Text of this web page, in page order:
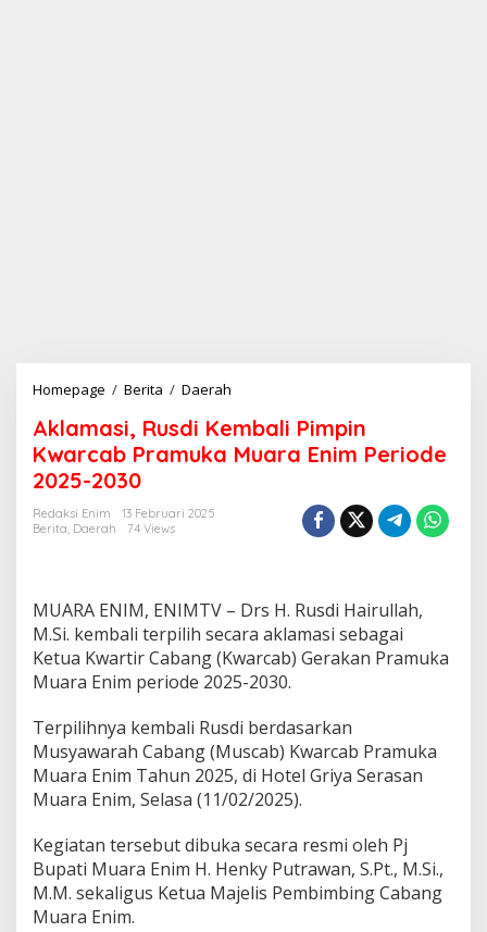
Homepage / Berita / Daerah
l
a
m
i
K
e
b
l
i
P
m
i
n
Aklamasi, Rusdi Kembali Pimpin
Kwarcab Pramuka Muara Enim Periode
2025-2030
Redaksi Enim
13 Februari 2025
Berita, Daerah 74 Views
MUARA ENIM, ENIMTV – Drs H. Rusdi Hairullah,
M.Si. kembali terpilih secara aklamasi sebagai
Ketua Kwartir Cabang (Kwarcab) Gerakan Pramuka
Muara Enim periode 2025-2030.
Terpilihnya kembali Rusdi berdasarkan
Musyawarah Cabang (Muscab) Kwarcab Pramuka
Muara Enim Tahun 2025, di Hotel Griya Serasan
Muara Enim, Selasa (11/02/2025).
Kegiatan tersebut dibuka secara resmi oleh Pj
Bupati Muara Enim H. Henky Putrawan, S.Pt., M.Si.,
M.M. sekaligus Ketua Majelis Pembimbing Cabang
Muara Enim.